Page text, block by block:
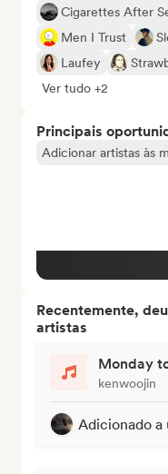
Cigarettes After
Men I Trust
Laufey
Ver tudo +2
Principais
Adicionar artistas às
Recentemente,
artistas
Monday
kenwoojin
Adicionado a